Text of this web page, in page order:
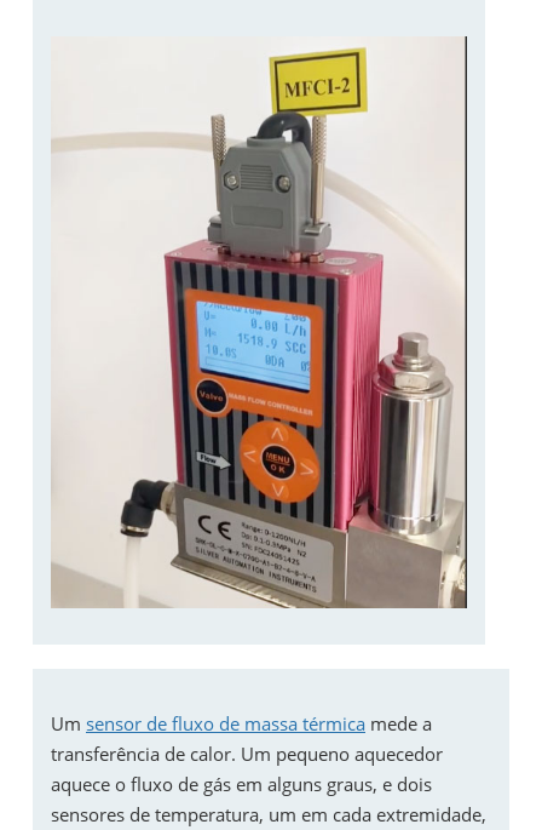
Um sensor de fluxo de massa térmica mede a
transferência de calor. Um pequeno aquecedor
aquece o fluxo de gás em alguns graus, e dois
sensores de temperatura, um em cada extremidade,